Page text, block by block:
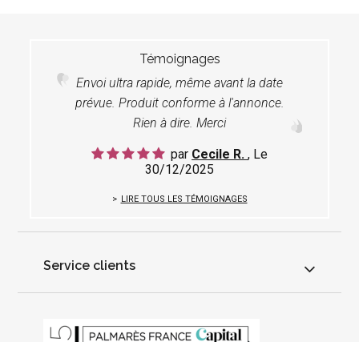
Témoignages
Envoi ultra rapide, même avant la date
prévue. Produit conforme à l'annonce.
Rien à dire. Merci
par Cecile R. , Le
30/12/2025
LIRE TOUS LES TÉMOIGNAGES
Service clients